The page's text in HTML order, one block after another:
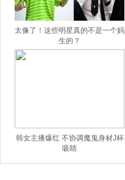
太像了！这些明星真的不是一个妈
生的？
韩女主播爆红 不协调魔鬼身材J杯
吸睛